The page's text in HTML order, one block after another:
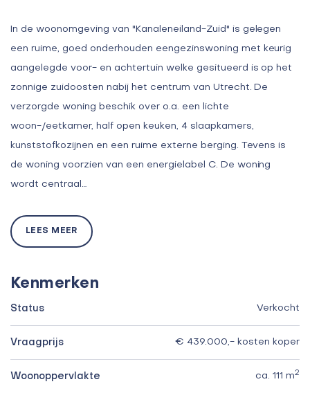
In de woonomgeving van "Kanaleneiland-Zuid" is gelegen
een ruime, goed onderhouden eengezinswoning met keurig
aangelegde voor- en achtertuin welke gesitueerd is op het
zonnige zuidoosten nabij het centrum van Utrecht. De
verzorgde woning beschik over o.a. een lichte
woon-/eetkamer, half open keuken, 4 slaapkamers,
kunststofkozijnen en een ruime externe berging. Tevens is
de woning voorzien van een energielabel C. De woning
wordt centraal…
LEES MEER
Kenmerken
Status Verkocht
Vraagprijs € 439.000,- kosten koper
Woonoppervlakte ca. 111 m2